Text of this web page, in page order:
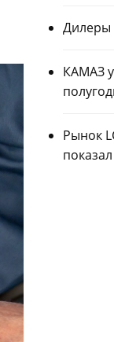
Дилеры
КАМАЗ
Рынок